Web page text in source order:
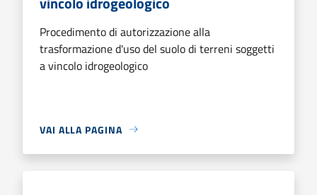
Procedimento di autorizzazione alla
trasformazione d'uso del suolo di terreni soggetti
a vincolo idrogeologico
VAI ALLA PAGINA